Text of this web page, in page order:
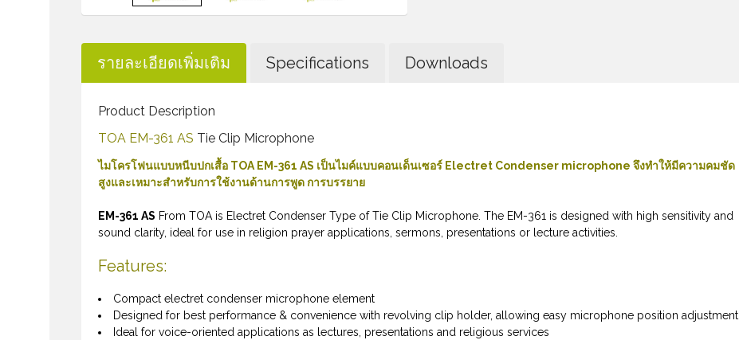
รายละเอียดเพิ่มเติม Specifications Downloads
Product Description
TOA EM-361 AS Tie Clip Microphone
ไมโครโฟนแบบหนีบปกเสื้อ TOA EM-361 AS เป็นไมค์แบบคอนเด็นเซอร์ Electret Condenser microphone จึงทำให้มีความคมชัด
สูงและเหมาะสำหรับการใช้งานด้านการพูด การบรรยาย
EM-361 AS From TOA is Electret Condenser Type of Tie Clip Microphone. The EM-361 is designed with high sensitivity and
sound clarity, ideal for use in religion prayer applications, sermons, presentations or lecture activities.
Features:
Compact electret condenser microphone element
Designed for best performance & convenience with revolving clip holder, allowing easy microphone position adjustment
Ideal for voice-oriented applications as lectures, presentations and religious services